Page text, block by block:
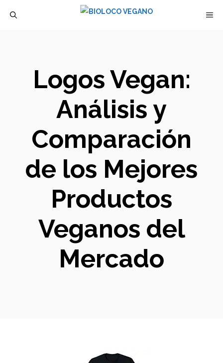
Logos Vegan:
Análisis y
Comparación
de los Mejores
Productos
Veganos del
Mercado